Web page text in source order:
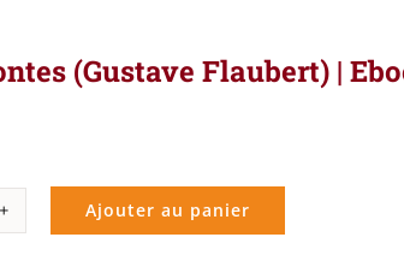
(Gustave Flaubert) |
Ajouter au panier